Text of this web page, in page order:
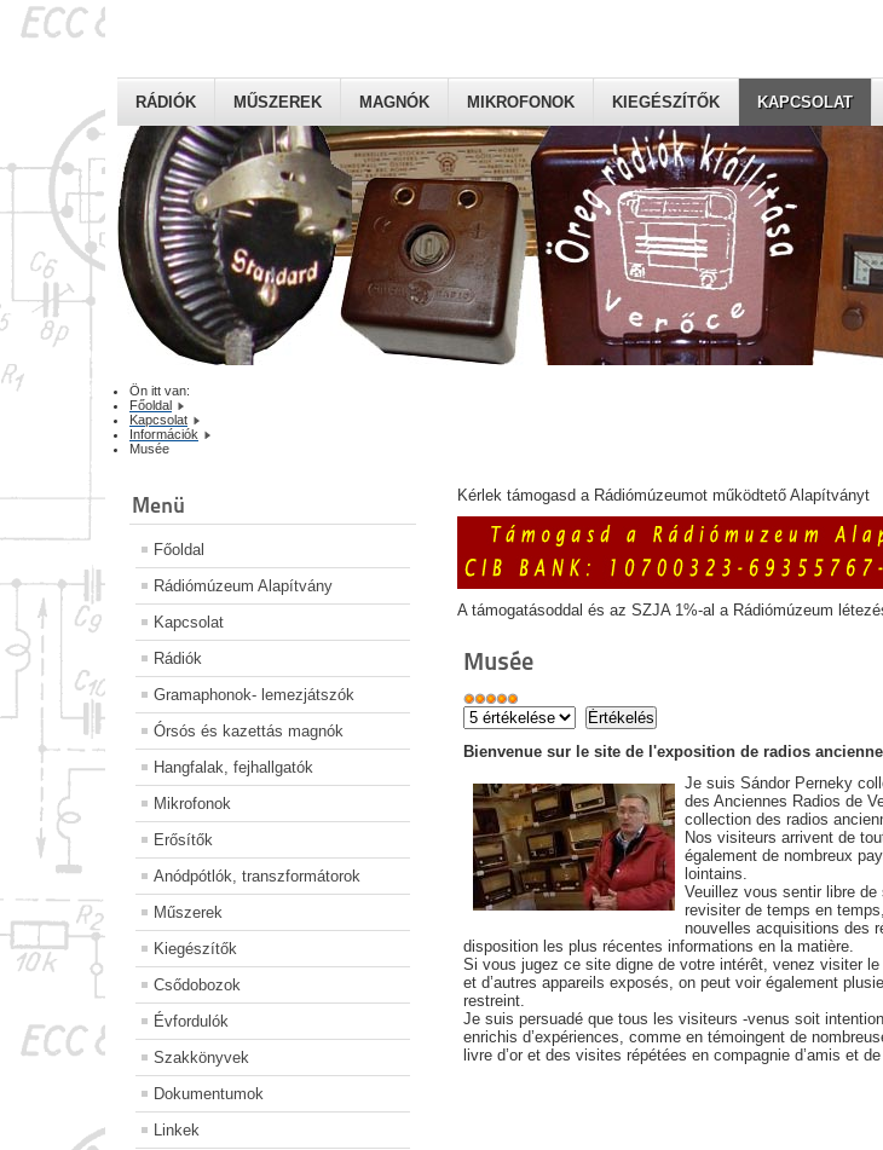
RÁDIÓK MŰSZEREK MAGNÓK MIKROFONOK KIEGÉSZÍTŐK KAPCSOLAT
Ön itt van:
Főoldal
Kapcsolat
Információk
Musée
Menü
Főoldal
Rádiómúzeum Alapítvány
Kapcsolat
Rádiók
Gramaphonok- lemezjátszók
Órsós és kazettás magnók
Hangfalak, fejhallgatók
Mikrofonok
Erősítők
Anódpótlók, transzformátorok
Műszerek
Kiegészítők
Csődobozok
Évfordulók
Szakkönyvek
Dokumentumok
Linkek
Kérlek támogasd a Rádiómúzeumot működtető Alapítványt
A támogatásoddal és az SZJA 1%-al a Rádiómúzeum
Musée
Bienvenue sur le site de l'exposition de radios
Je suis Sándor Perneky
des Anciennes Radios de
collection des radios
Nos visiteurs arrivent de
également de nombreux
lointains.
Veuillez vous sentir libre
revisiter de temps en
nouvelles acquisitions des
disposition les plus récentes informations en la matière.
Si vous jugez ce site digne de votre intérêt, venez visiter
et d’autres appareils exposés, on peut voir également
restreint.
Je suis persuadé que tous les visiteurs -venus soit
enrichis d’expériences, comme en témoingent de
livre d’or et des visites répétées en compagnie d’amis et